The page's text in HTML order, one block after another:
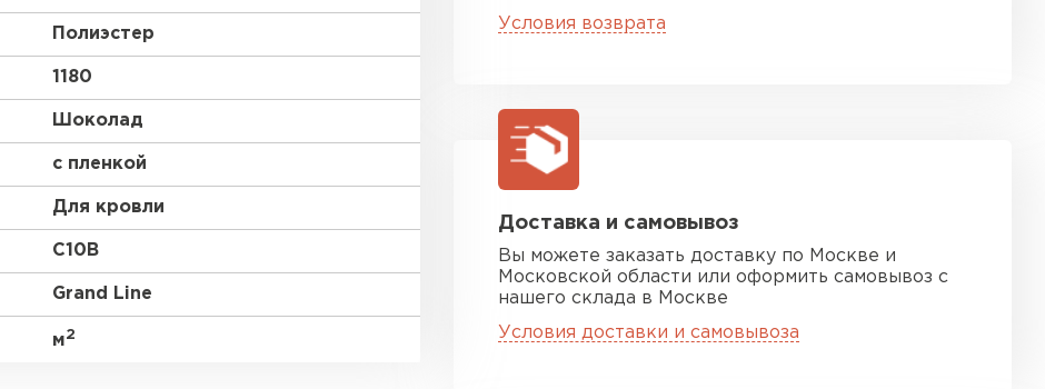
Полиэстер
1180
Шоколад
с пленкой
Для кровли
C10В
Grand Line
м2
Условия возврата
Доставка и самовывоз
Вы можете заказать доставку по Москве и
Московской области или оформить самовывоз с
нашего склада в Москве
Условия доставки и самовывоза